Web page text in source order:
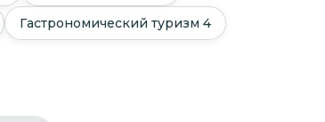
Гастрономический туризм 4